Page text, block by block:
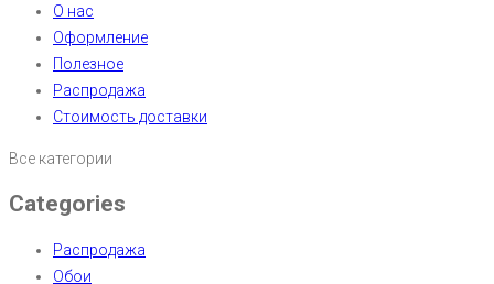
О нас
Оформление
Полезное
Распродажа
Стоимость доставки
Все категории
Categories
Распродажа
Обои